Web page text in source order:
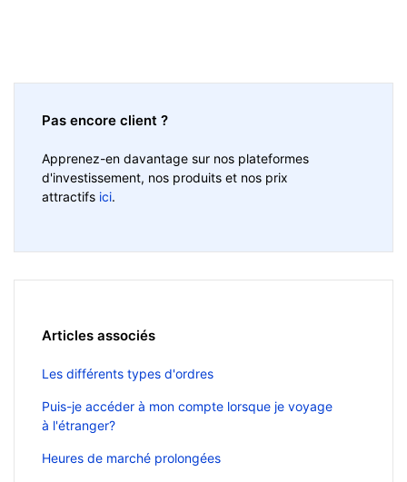
Pas encore client ?
Apprenez-en davantage sur nos plateformes
d'investissement, nos produits et nos prix
attractifs ici.
Articles associés
Les différents types d'ordres
Puis-je accéder à mon compte lorsque je voyage
à l'étranger?
Heures de marché prolongées